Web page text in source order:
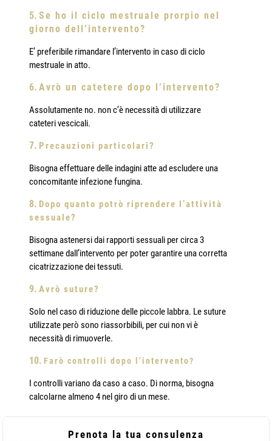
Se ho il ciclo mestruale prorpio nel
giorno dell’intervento?
E’ preferibile rimandare l’intervento in caso di ciclo
mestruale in atto.
Avrò un catetere dopo l’intervento?
Assolutamente no. non c’è necessità di utilizzare
cateteri vescicali.
Precauzioni particolari?
Bisogna effettuare delle indagini atte ad escludere una
concomitante infezione fungina.
Dopo quanto potrò riprendere l’attività
sessuale?
Bisogna astenersi dai rapporti sessuali per circa 3
settimane dall’intervento per poter garantire una corretta
cicatrizzazione dei tessuti.
Avrò suture?
Solo nel caso di riduzione delle piccole labbra. Le suture
utilizzate però sono riassorbibili, per cui non vi è
necessità di rimuoverle.
Farò controlli dopo l’intervento?
I controlli variano da caso a caso. Di norma, bisogna
calcolarne almeno 4 nel giro di un mese.
Prenota la tua consulenza